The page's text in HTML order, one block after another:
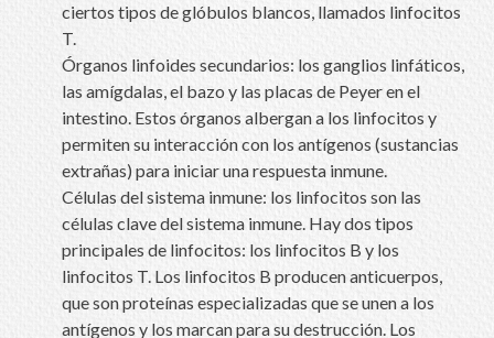
ciertos tipos de glóbulos blancos, llamados linfocitos
T.
Órganos linfoides secundarios: los ganglios linfáticos,
las amígdalas, el bazo y las placas de Peyer en el
intestino. Estos órganos albergan a los linfocitos y
permiten su interacción con los antígenos (sustancias
extrañas) para iniciar una respuesta inmune.
Células del sistema inmune: los linfocitos son las
células clave del sistema inmune. Hay dos tipos
principales de linfocitos: los linfocitos B y los
linfocitos T. Los linfocitos B producen anticuerpos,
que son proteínas especializadas que se unen a los
antígenos y los marcan para su destrucción. Los